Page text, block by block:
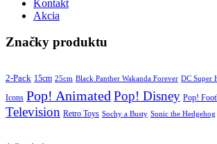
Kontakt
Akcia
Značky produktu
2-Pack 15cm 25cm Black Panther Wakanda Forever DC Super
Icons Pop! Animated Pop! Disney Pop!
Television Retro Toys Sochy a Busty Sonic the Hedgehog